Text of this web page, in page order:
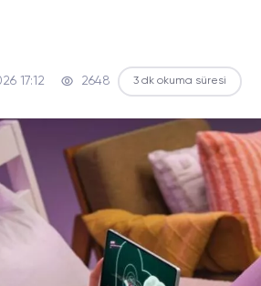
17:12 2648 3 dk okuma süresi